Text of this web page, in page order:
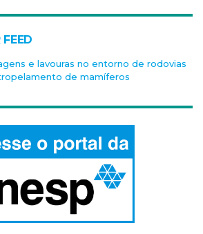
e lavouras no entorno de rodovias
de mamíferos